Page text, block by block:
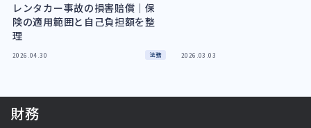
レンタカー事故の損害賠償｜保
険の適用範囲と自己負担額を整
理
2026.04.30 法務 2026.03.03
財務